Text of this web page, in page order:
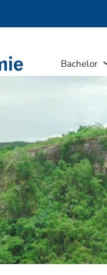
Bachelor